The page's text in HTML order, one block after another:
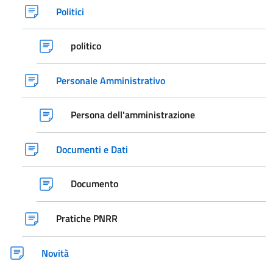
Politici
politico
Personale Amministrativo
Persona dell'amministrazione
Documenti e Dati
Documento
Pratiche PNRR
Novità